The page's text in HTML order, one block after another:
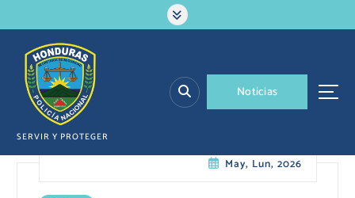
a
SERVIR Y PROTEGER
Noticias
May, Lun, 2026